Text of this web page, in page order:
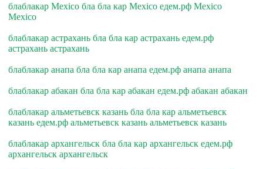
блаблакар Mexico бла бла кар Mexico едем.рф Mexico
Mexico
блаблакар астрахань бла бла кар астрахань едем.рф
астрахань астрахань
блаблакар анапа бла бла кар анапа едем.рф анапа анапа
блаблакар абакан бла бла кар абакан едем.рф абакан абакан
блаблакар альметьевск казань бла бла кар альметьевск
казань едем.рф альметьевск казань альметьевск казань
блаблакар архангельск бла бла кар архангельск едем.рф
архангельск архангельск